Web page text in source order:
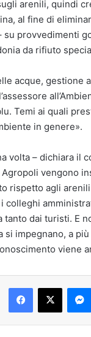
arenili, quindi
al fine di
su provvedimenti
da rifiuto
acque, gestione
Temi ai quali
in genere».
volta – dichiara il
vengono
rispetto agli
colleghi
tanto dai turisti. E
si impegnano, a
viene
Facebook
X